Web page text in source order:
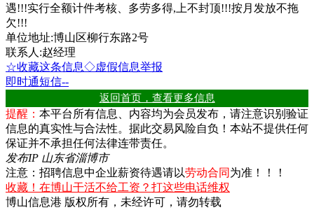
遇!!!实行全额计件考核、多劳多得,上不封顶!!!按月发放不拖
欠!!!
单位地址:博山区柳行东路2号
联系人:赵经理
☆收藏这条信息◇虚假信息举报
即时通短信--
返回首页，查看更多信息
提醒： 本平台所有信息、内容均为会员发布，请注意识别验证
信息的真实性与合法性。据此交易风险自负！本站不提供任何
保证并不承担任何法律连带责任。
发布IP 山东省淄博市
注意：招聘信息中企业薪资待遇请以劳动合同 为准！！！
收藏！在博山干活不给工资？打这些电话维权
博山信息港 版权所有，未经许可，请勿转载